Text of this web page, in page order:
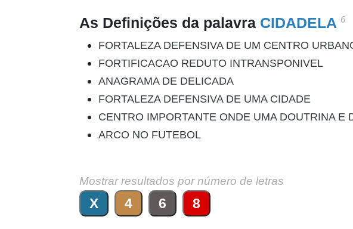
As Definições da palavra CIDADELA 6
FORTALEZA DEFENSIVA DE UM CENTRO
FORTIFICACAO REDUTO INTRANSPONIVEL
ANAGRAMA DE DELICADA
FORTALEZA DEFENSIVA DE UMA CIDADE
CENTRO IMPORTANTE ONDE UMA DOUTRINA E
ARCO NO FUTEBOL
Mostrar resultados por número de letras
X 4 6 8